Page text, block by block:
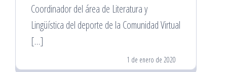
Coordinador del área de Literatura y
Lingüística del deporte de la Comunidad Virtual
[…]
1 de enero de 2020